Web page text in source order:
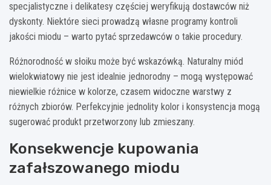
specjalistyczne i delikatesy częściej weryfikują dostawców niż
dyskonty. Niektóre sieci prowadzą własne programy kontroli
jakości miodu – warto pytać sprzedawców o takie procedury.
Różnorodność w słoiku może być wskazówką. Naturalny miód
wielokwiatowy nie jest idealnie jednorodny – mogą występować
niewielkie różnice w kolorze, czasem widoczne warstwy z
różnych zbiorów. Perfekcyjnie jednolity kolor i konsystencja mogą
sugerować produkt przetworzony lub zmieszany.
Konsekwencje kupowania
zafałszowanego miodu